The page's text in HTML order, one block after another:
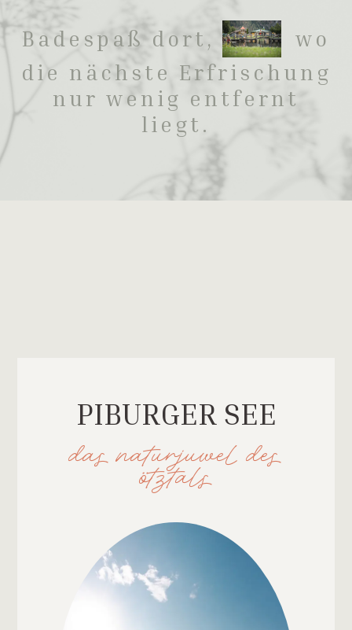
Badespaß dort,
wo
die nächste Erfrischung
nur wenig entfernt
liegt.
PIBURGER SEE
das naturjuwel des
ötztals